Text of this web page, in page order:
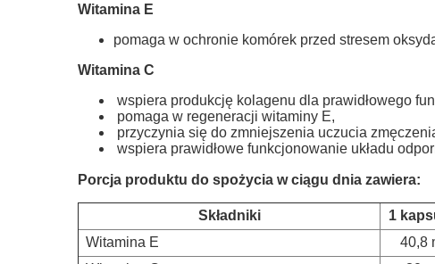
Witamina E
pomaga w ochronie komórek przed stresem
Witamina C
wspiera produkcję kolagenu dla prawidłowego
pomaga w regeneracji witaminy E,
przyczynia się do zmniejszenia uczucia
wspiera prawidłowe funkcjonowanie układu
Porcja produktu do spożycia w ciągu dnia zawiera:
Składniki 1
Witamina E 40,8